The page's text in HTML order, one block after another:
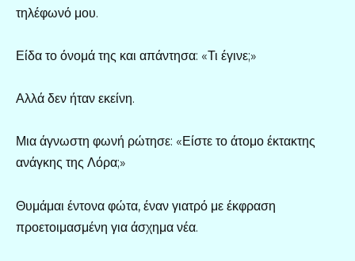
τηλέφωνό μου.
Είδα το όνομά της και απάντησα: «Τι έγινε;»
Αλλά δεν ήταν εκείνη.
Μια άγνωστη φωνή ρώτησε: «Είστε το άτομο έκτακτης
ανάγκης της Λόρα;»
Θυμάμαι έντονα φώτα, έναν γιατρό με έκφραση
προετοιμασμένη για άσχημα νέα.